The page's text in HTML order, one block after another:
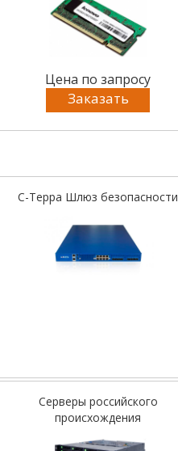
Цена по запросу
Заказать
С-Терра Шлюз безопасности
Серверы российского
происхождения